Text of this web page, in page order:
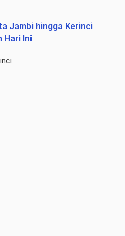
Jambi hingga Kerinci
Hari Ini